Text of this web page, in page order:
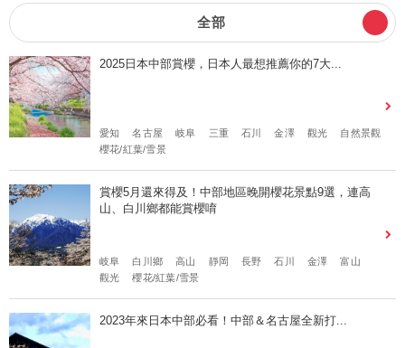
全部
2025日本中部賞櫻，日本人最想推薦你的7大...
愛知 名古屋 岐阜 三重 石川 金澤 觀光
自然景觀
櫻花/紅葉/雪景
賞櫻5月還來得及！中部地區晚開櫻花景點9選，連高
山、白川鄉都能賞櫻唷
岐阜 白川鄉 高山 靜岡 長野 石川 金澤
富山
觀光
櫻花/紅葉/雪景
2023年來日本中部必看！中部＆名古屋全新打...